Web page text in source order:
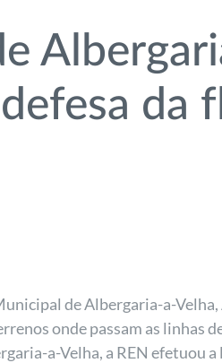
da
de Albergaria-a-
onde passam as linhas
a-Velha, a REN efetuou